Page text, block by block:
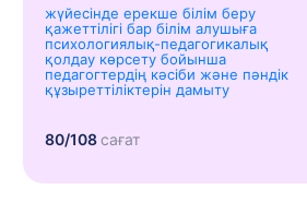
жүйесінде ерекше білім беру
қажеттілігі бар білім алушыға
психологиялық-педагогикалық
қолдау көрсету бойынша
педагогтердің кәсіби және пәндік
құзыреттіліктерін дамыту
80/108сағат